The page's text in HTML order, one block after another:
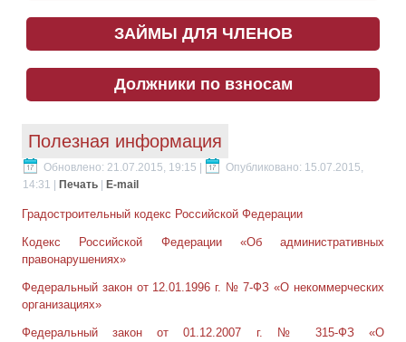
ЗАЙМЫ ДЛЯ ЧЛЕНОВ
Должники по взносам
Полезная информация
Обновлено: 21.07.2015, 19:15
Опубликовано: 15.07.2015,
14:31
Печать E-mail
Градостроительный кодекс Российской Федерации
Кодекс Российской Федерации «Об административных
правонарушениях»
Федеральный закон от 12.01.1996 г. № 7-ФЗ «О некоммерческих
организациях»
Федеральный закон от 01.12.2007 г. № 315-ФЗ «О